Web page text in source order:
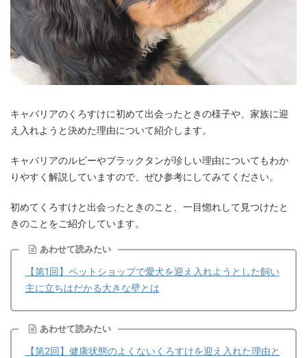
キャバリアのくろすけに初めて出会ったときの様子や、家族に迎
え入れようと決めた理由について紹介します。
キャバリアのルビーやブラックタンが珍しい理由についてもわか
りやすく解説していますので、ぜひ参考にしてみてください。
初めてくろすけと出会ったときのこと、一目惚れして見つけたと
きのことをご紹介しています。
あわせて読みたい
【第1回】ペットショップで愛犬を迎え入れようとした飼い
主に立ちはだかる大きな壁とは
あわせて読みたい
【第2回】健康状態のよくないくろすけを迎え入れた理由と